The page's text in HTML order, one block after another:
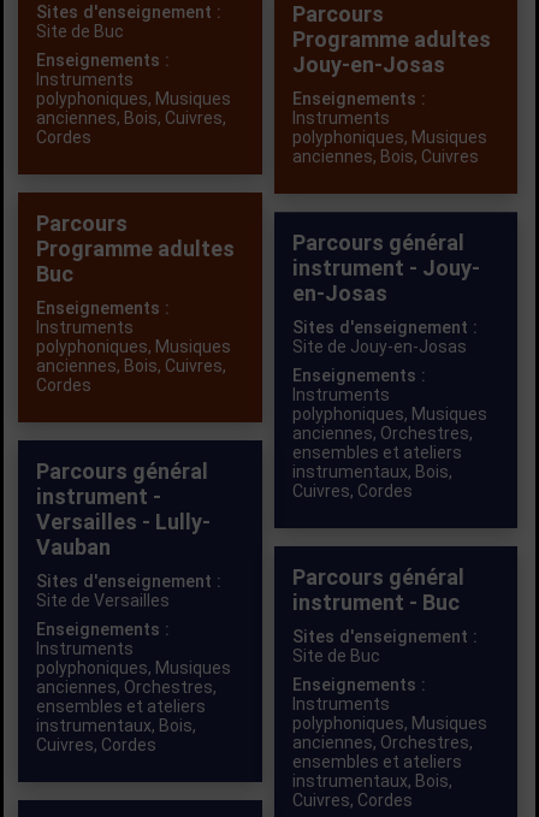
Sites d'enseignement :
Site de Buc
Enseignements :
Instruments
polyphoniques, Musiques
anciennes, Bois, Cuivres,
Cordes
Parcours
Programme adultes
Jouy-en-Josas
Enseignements :
Instruments
polyphoniques, Musiques
anciennes, Bois, Cuivres
Parcours
Programme adultes
Buc
Enseignements :
Instruments
polyphoniques, Musiques
anciennes, Bois, Cuivres,
Cordes
Parcours général
instrument - Jouy-
en-Josas
Sites d'enseignement :
Site de Jouy-en-Josas
Enseignements :
Instruments
polyphoniques, Musiques
anciennes, Orchestres,
ensembles et ateliers
instrumentaux, Bois,
Cuivres, Cordes
Parcours général
instrument -
Versailles - Lully-
Vauban
Sites d'enseignement :
Site de Versailles
Enseignements :
Instruments
polyphoniques, Musiques
anciennes, Orchestres,
ensembles et ateliers
instrumentaux, Bois,
Cuivres, Cordes
Parcours général
instrument - Buc
Sites d'enseignement :
Site de Buc
Enseignements :
Instruments
polyphoniques, Musiques
anciennes, Orchestres,
ensembles et ateliers
instrumentaux, Bois,
Cuivres, Cordes